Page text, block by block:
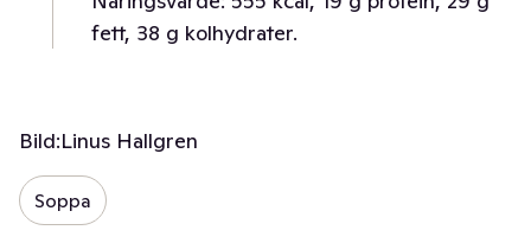
fett, 38 g kolhydrater.
Bild:Linus Hallgren
Soppa